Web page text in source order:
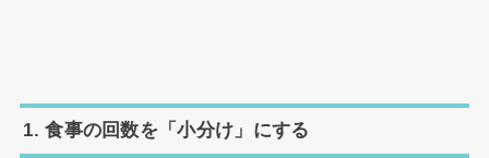
1. 食事の回数を「小分け」にする